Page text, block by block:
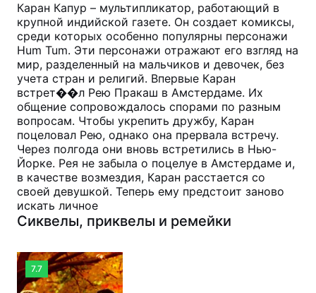
Каран Капур – мультипликатор, работающий в
крупной индийской газете. Он создает комиксы,
среди которых особенно популярны персонажи
Hum Tum. Эти персонажи отражают его взгляд на
мир, разделенный на мальчиков и девочек, без
учета стран и религий. Впервые Каран
встрет��л Рею Пракаш в Амстердаме. Их
общение сопровождалось спорами по разным
вопросам. Чтобы укрепить дружбу, Каран
поцеловал Рею, однако она прервала встречу.
Через полгода они вновь встретились в Нью-
Йорке. Рея не забыла о поцелуе в Амстердаме и,
в качестве возмездия, Каран расстается со
своей девушкой. Теперь ему предстоит заново
искать личное
Сиквелы, приквелы и ремейки
7.7